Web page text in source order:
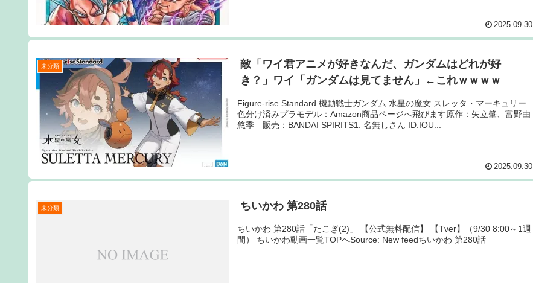
2025.09.30
未分類
敵「ワイ君アニメが好きなんだ、ガンダムはどれが好
き？」ワイ「ガンダムは見てません」←これｗｗｗｗ
Figure-rise Standard 機動戦士ガンダム 水星の魔女 スレッタ・マーキュリー
色分け済みプラモデル：Amazon商品ページへ飛びます原作：矢立肇、富野由
悠季 販売：BANDAI SPIRITS1: 名無しさん ID:IOU...
2025.09.30
未分類 ちいかわ 第280話
ちいかわ 第280話「たこぎ(2)」 【公式無料配信】 【Tver】（9/30 8:00～1週
間） ちいかわ動画一覧TOPへSource: New feedちいかわ 第280話